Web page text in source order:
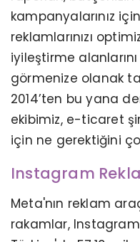
kampanyalarınız
reklamlarınızı
iyileştirme
görmenize olanak
2014’ten bu yana
ekibimiz, e-ticaret
için ne gerektiğini
Instagram
Meta'nın reklam
rakamlar,